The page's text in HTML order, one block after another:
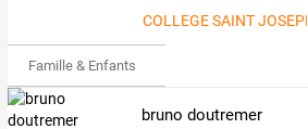
COLLEGE SAINT JOSEPH
Famille & Enfants
bruno doutremer